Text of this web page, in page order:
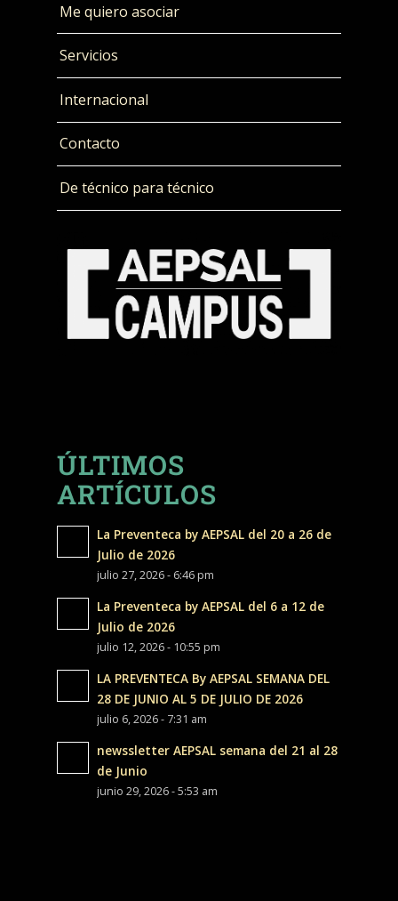
Me quiero asociar
Servicios
Internacional
Contacto
De técnico para técnico
ÚLTIMOS
ARTÍCULOS
La Preventeca by AEPSAL del 20 a 26 de
Julio de 2026
julio 27, 2026 - 6:46 pm
La Preventeca by AEPSAL del 6 a 12 de
Julio de 2026
julio 12, 2026 - 10:55 pm
LA PREVENTECA By AEPSAL SEMANA DEL
28 DE JUNIO AL 5 DE JULIO DE 2026
julio 6, 2026 - 7:31 am
newssletter AEPSAL semana del 21 al 28
de Junio
junio 29, 2026 - 5:53 am